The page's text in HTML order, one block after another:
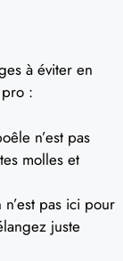
à éviter en
:
n’est pas
molles et
pas ici pour
juste